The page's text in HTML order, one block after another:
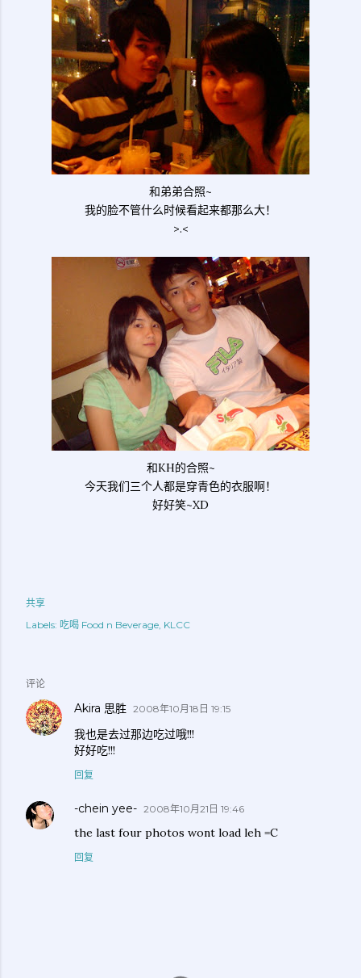
和弟弟合照~
我的脸不管什么时候看起来都那么大！
>.<
和KH的合照~
今天我们三个人都是穿青色的衣服啊！
好好笑~XD
共享
Labels: 吃喝 Food n Beverage KLCC
评论
Akira 思胜 2008年10月18日 19:15
我也是去过那边吃过哦!!!
好好吃!!!
回复
-chein yee- 2008年10月21日 19:46
the last four photos wont load leh =C
回复